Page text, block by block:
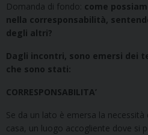
Domanda di fondo: come
nella corresponsabilità,
degli altri?
Dagli incontri, sono emersi dei
che sono stati:
CORRESPONSABILITA’
Se da un lato è emersa la
casa, un luogo accogliente dove si